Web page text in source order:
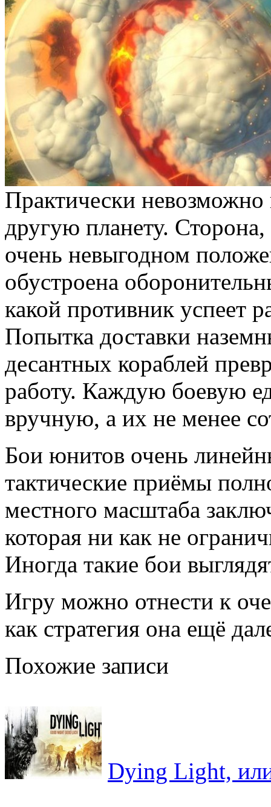
Практически
другую планету. Сторона,
очень невыгодном
обустроена
какой противник успеет
Попытка доставки
десантных кораблей
работу. Каждую боевую
вручную, а их не менее
Бои юнитов очень
тактические приёмы
местного масштаба
которая ни как не
Иногда такие бои
Игру можно отнести к
как стратегия она ещё
Похожие записи
Dying Light,